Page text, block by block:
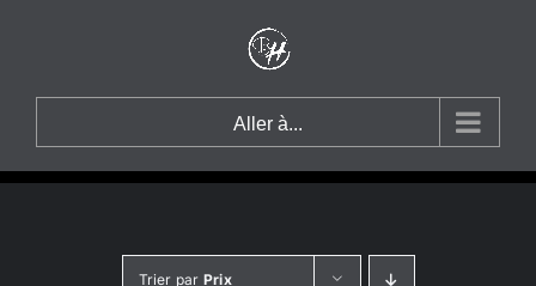
Aller à...
Trier par Prix